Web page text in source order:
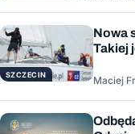
SZCZECIN
Nowa
Takiej
Maciej